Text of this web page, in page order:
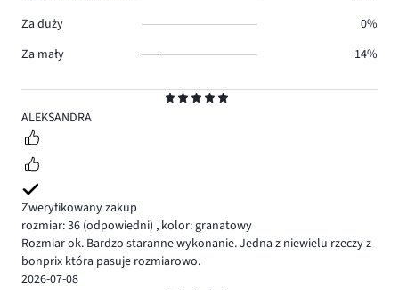
5
ALEKSANDRA
Zweryfikowany zakup
rozmiar: 36 (odpowiedni) , kolor: granatowy
Rozmiar ok. Bardzo staranne wykonanie. Jedna z niewielu rzeczy z
bonprix która pasuje rozmiarowo.
2026-07-08
Za duży
0%
Za mały
14%